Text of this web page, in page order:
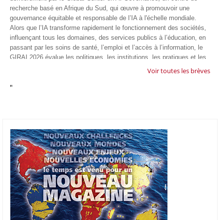
recherche basé en Afrique du Sud, qui œuvre à promouvoir une
gouvernance équitable et responsable de l’IA à l'échelle mondiale.
Alors que l’IA transforme rapidement le fonctionnement des sociétés,
influençant tous les domaines, des services publics à l’éducation, en
passant par les soins de santé, l’emploi et l’accès à l’information, le
GIRAI 2026 évalue les politiques, les institutions, les pratiques et les
conditions générales de gouvernance qui favorisent un déploiement
technologie.
appliquée d'Afrique à À Accra, au Ghana. L'annonce a été faite
mercredi 1er juillet lors du premier Google Cloud Summit du groupe
américain, qui a également indiqué avoir dépassé son objectif
d'investir un milliard de dollars sur le continent en cinq ans. Baptisée
Google Africa Applied AI Lab, la structure sera hébergée à l'AI
Community Centre d'Accra. Elle associera des fondateurs de start-up
venus de tout le continent à des chercheurs de Google et leur donnera
un accès anticipé aux derniers modèles d'IA de l'entreprise. Les
candidatures sont ouvertes jusqu'au 31 août 2026.
Voir toutes les brèves
"